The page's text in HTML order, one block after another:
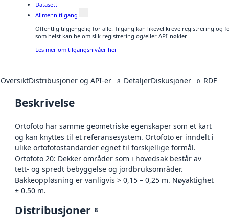
Datasett
Allmenn tilgang
Offentlig tilgjengelig for alle. Tilgang kan likevel kreve registrering og
som helst kan be om slik registrering og/eller API-nøkler.
Les mer om tilgangsnivåer her
OversiktDistribusjoner og API-er 8 DetaljerDiskusjoner 0 RDF
Beskrivelse
Ortofoto har samme geometriske egenskaper som et kart
og kan knyttes til et referansesystem. Ortofoto er inndelt i
ulike ortofotostandarder egnet til forskjellige formål.
Ortofoto 20: Dekker områder som i hovedsak består av
tett- og spredt bebyggelse og jordbruksområder.
Bakkeoppløsning er vanligvis > 0,15 – 0,25 m. Nøyaktighet
± 0.50 m.
Distribusjoner 8